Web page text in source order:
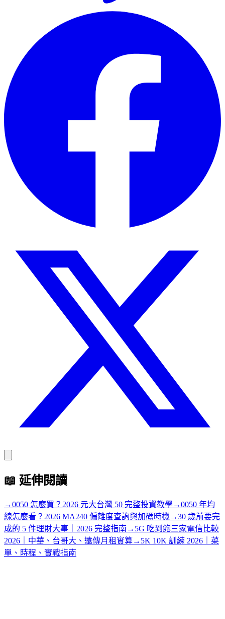
📖 延伸閱讀
→0050 怎麼買？2026 元大台灣 50 完整投資教學→0050 年均
線怎麼看？2026 MA240 偏離度查詢與加碼時機→30 歲前要完
成的 5 件理財大事｜2026 完整指南 → 5G 吃到飽三家電信比較
2026｜中華、台哥大、遠傳月租實算→ 5K 10K 訓練 2026｜菜
單、時程、實戰指南